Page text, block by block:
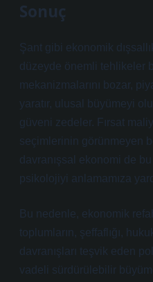
Sonuç
Şant gibi ekonomik
düzeyde önemli tehlikeler
mekanizmalarını bozar,
yaratır, ulusal büyümeyi
güveni zedeler. Fırsat
seçimlerinin görünmeyen
davranışsal ekonomi de
psikolojiyi anlamamıza
Bu nedenle, ekonomik
toplumların, şeffaflığı,
davranışları teşvik eden
vadeli sürdürülebilir